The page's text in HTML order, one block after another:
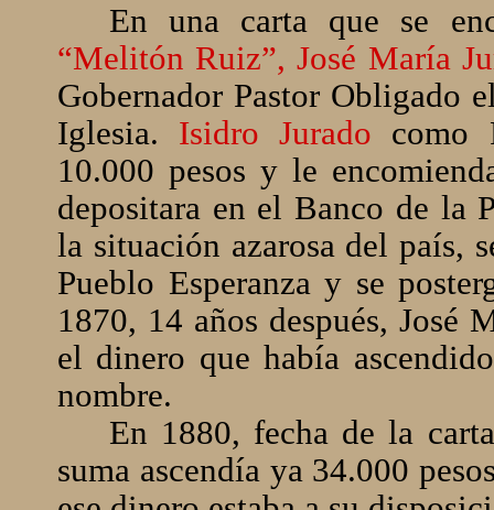
En una carta que se
“Melitón Ruiz”, José María
Gobernador Pastor Obligado
Iglesia. Isidro Jurado como
10.000 pesos y le
depositara en el Banco de la
la situación azarosa del país,
Pueblo Esperanza y se
1870, 14 años después, José
el dinero que había
nombre.
En 1880, fecha de la
suma ascendía ya 34.000